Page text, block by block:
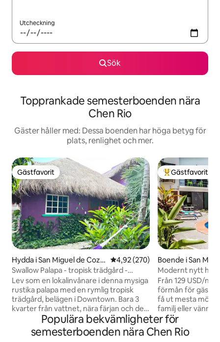
Utcheckning
Sök
Topprankade semesterboenden nära
Chen Rio
Gäster håller med: Dessa boenden har höga betyg för
plats, renlighet och mer.
Gästfavorit
Gästfavorit
Hydda i San Miguel de Cozu
mel
4,92 av 5 i genomsnittligt
4,92 (270)
Swallow Palapa - tropisk trädgård -
Downtown
Lev som en lokalinvånare i denna mysiga
rustika palapa med en rymlig tropisk
trädgård, belägen i Downtown. Bara 3
kvarter från vattnet, nära färjan och de
bästa restaurangerna. Perfekt för par,
ensamma resenärer eller en familj på 3
personer. Det inkluderar en ENORM
Populär
Gästfavorit
Boende i San
umel
Modernt nytt hus
Triskel Delfin
Från 129 USD/
förmån för
få ut mesta
familj eller
fantastiska hus
och grill. 3
kassaskåp. 3
Populära bekvämligheter för
semesterboenden nära Chen Rio